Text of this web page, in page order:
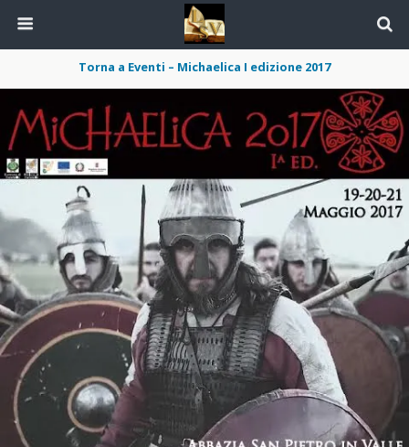
Torna a Eventi – Michaelica I edizione 2017